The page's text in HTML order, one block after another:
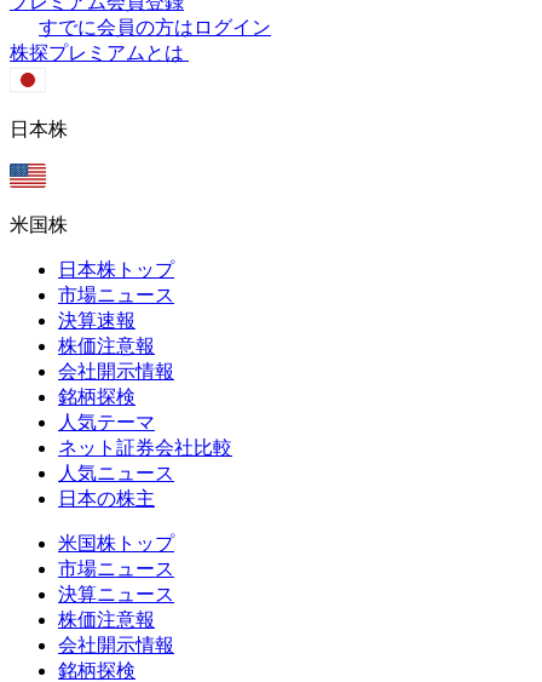
すでに会員の方はログイン
株探プレミアムとは
日本株
米国株
日本株トップ
市場ニュース
決算速報
株価注意報
会社開示情報
銘柄探検
人気テーマ
ネット証券会社比較
人気ニュース
日本の株主
米国株トップ
市場ニュース
決算ニュース
株価注意報
会社開示情報
銘柄探検